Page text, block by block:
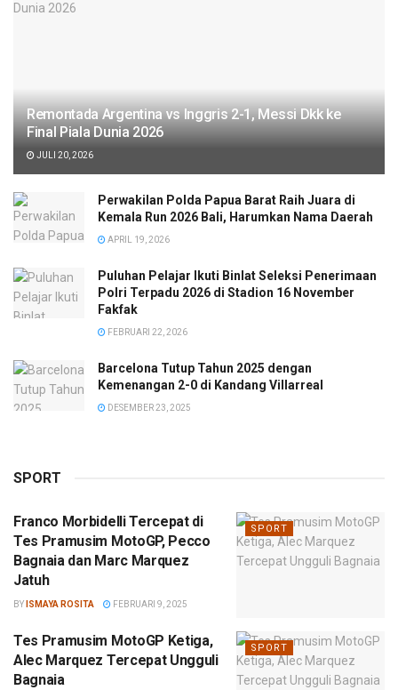
Remontada Argentina vs Inggris 2-1, Messi Dkk ke
Final Piala Dunia 2026
JULI 20, 2026
Perwakilan Polda Papua Barat Raih Juara di
Kemala Run 2026 Bali, Harumkan Nama Daerah
APRIL 19, 2026
Puluhan Pelajar Ikuti Binlat Seleksi Penerimaan
Polri Terpadu 2026 di Stadion 16 November
Fakfak
FEBRUARI 22, 2026
Barcelona Tutup Tahun 2025 dengan
Kemenangan 2-0 di Kandang Villarreal
DESEMBER 23, 2025
SPORT
SPORT
Franco Morbidelli Tercepat di
Tes Pramusim MotoGP, Pecco
Bagnaia dan Marc Marquez
Jatuh
BY ISMAYA ROSITA FEBRUARI 9, 2025
SPORT
Tes Pramusim MotoGP Ketiga,
Alec Marquez Tercepat Ungguli
Bagnaia